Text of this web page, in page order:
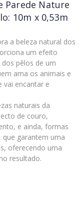
Parede Nature
10m x 0,53m
a beleza natural dos
um efeito
pêlos de um
ama os animais e
vai encantar e
naturais da
de couro,
e ainda, formas
que garantem uma
oferecendo uma
resultado.